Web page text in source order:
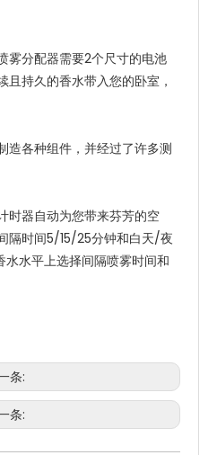
雾分配器需要2个尺寸的电池
且持久的香水带入您的卧室，
造各种组件，并经过了许多测
时器自动为您带来芬芳的空
隔时间5/15/25分钟和白天/夜
水平上选择间隔喷雾时间和
条:
条: